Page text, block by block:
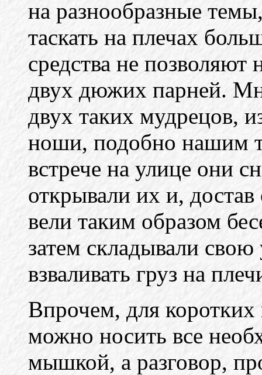
на разнообразные
таскать на плечах
средства не позволяют
двух дюжих парней.
двух таких мудрецов,
ноши, подобно нашим
встрече на улице они
открывали их и,
вели таким образом
затем складывали
взваливать груз на
Впрочем, для
можно носить все
мышкой, а разговор,